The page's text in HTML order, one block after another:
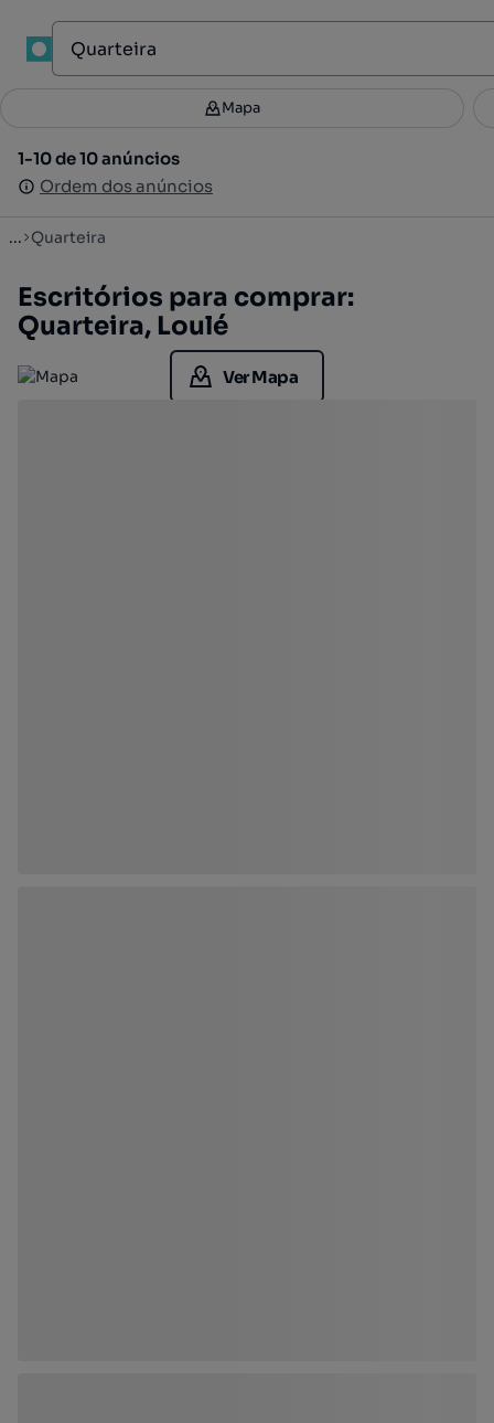
Filtros 3
1-10 de 10 anúncios
Ordem dos anúncios
Mapa
1-10 de 10 anúncios
Ordem dos anúncios
... Quarteira
Escritórios para comprar:
Quarteira, Loulé
Ver Mapa